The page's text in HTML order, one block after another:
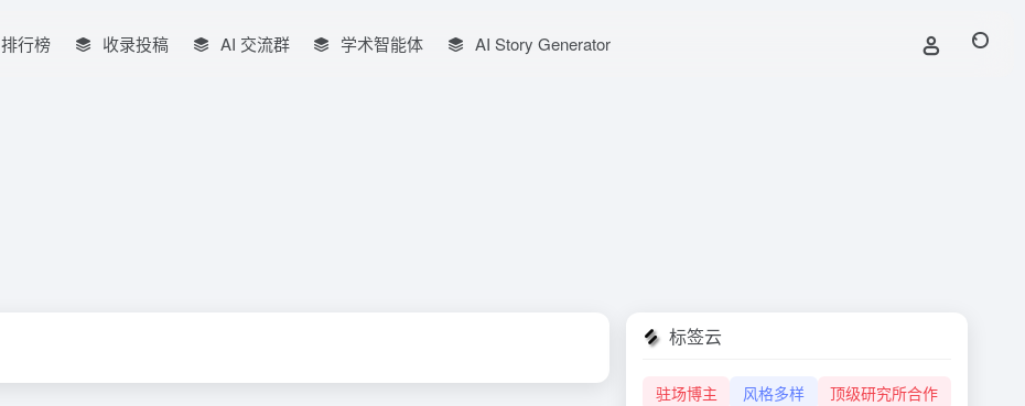
排行榜 收录投稿 AI 交流群 学术智能体 AI Story Generator
标签云
驻场博主 风格多样
顶级研究所合作